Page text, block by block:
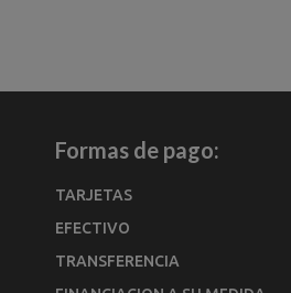
Formas de pago:
TARJETAS
EFECTIVO
TRANSFERENCIA